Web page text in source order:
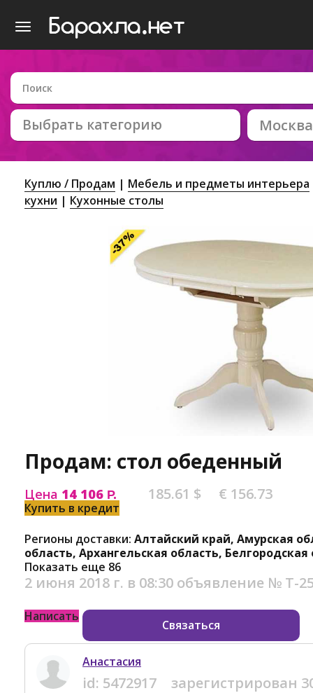
Выбрать категорию Москва
Куплю / Продам
Мебель и предметы интерьера
кухни
Кухонные столы
Продам: стол обеденный
Цена 14 106 Р. 185.61 $ € 156.73
Купить в кредит
Регионы доставки: Алтайский край, Амурская
область, Архангельская область, Белгородская
Показать еще 86
2 июня 2018 г. в 08:30 объявление № Т-
Написать
Связаться
Анастасия
id: 5472917 зарегистрирован